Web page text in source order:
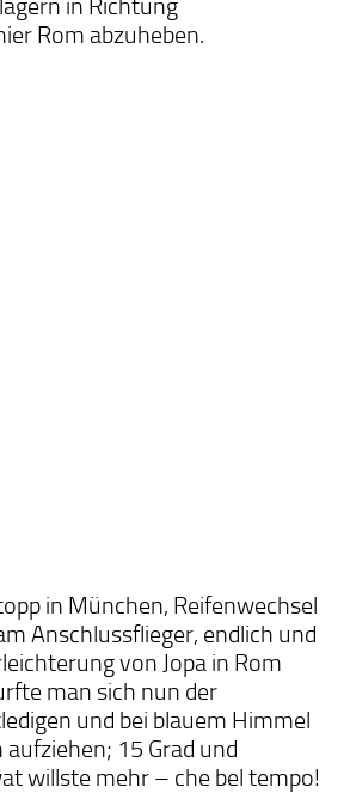
in Richtung
Rom abzuheben.
in München, Reifenwechsel
Anschlussflieger, endlich und
von Jopa in Rom
man sich nun der
und bei blauem Himmel
15 Grad und
willste mehr – che bel tempo!